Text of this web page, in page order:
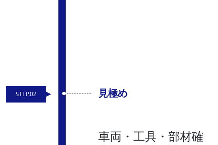
STEP.02 見極め
車両・工具・部材確